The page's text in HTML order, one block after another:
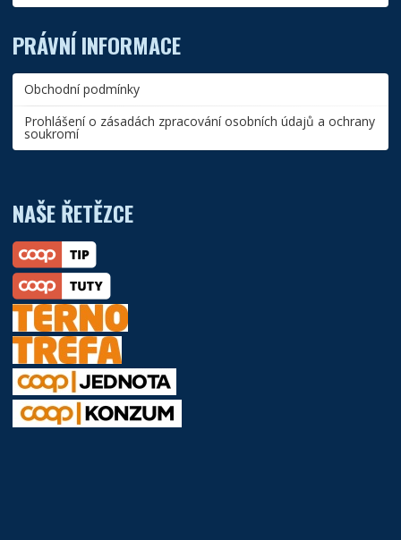
PRÁVNÍ INFORMACE
Obchodní podmínky
Prohlášení o zásadách zpracování osobních údajů a ochrany
soukromí
NAŠE ŘETĚZCE